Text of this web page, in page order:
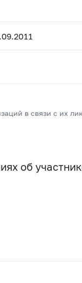
в связи с их
об